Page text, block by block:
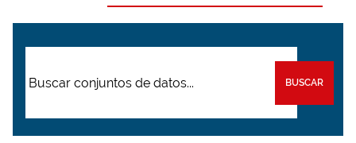
BUSCAR